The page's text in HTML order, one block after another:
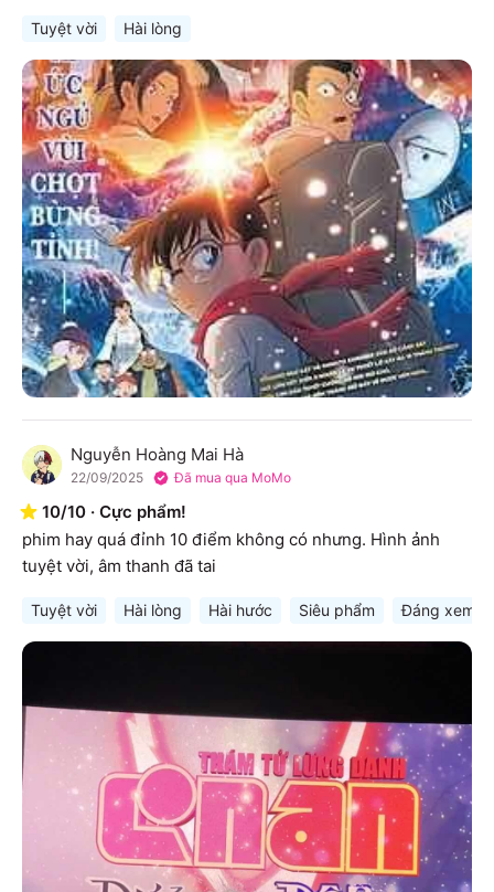
Tuyệt vời Hài lòng
N Nguyễn Hoàng Mai Hà
22/09/2025 Đã mua qua MoMo
10/10 · Cực phẩm!
phim hay quá đỉnh 10 điểm không có nhưng. Hình ảnh
tuyệt vời, âm thanh đã tai
Tuyệt vời Hài lòng Hài hước Siêu phẩm Đáng xem